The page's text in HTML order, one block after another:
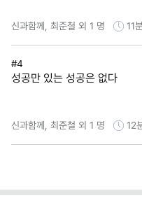
신과함께, 최준철 외 1 명 11
#4
성공만 있는 성공은 없다
신과함께, 최준철 외 1 명 12